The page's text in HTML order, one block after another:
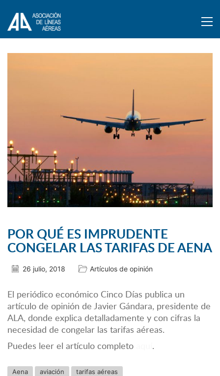
POR QUÉ ES IMPRUDENTE
CONGELAR LAS TARIFAS DE AENA
26 julio, 2018 Artículos de opinión
El periódico económico Cinco Días publica un
artículo de opinión de Javier Gándara, presidente de
ALA, donde explica detalladamente y con cifras la
necesidad de congelar las tarifas aéreas.
Puedes leer el artículo completo
.
Aena aviación tarifas aéreas